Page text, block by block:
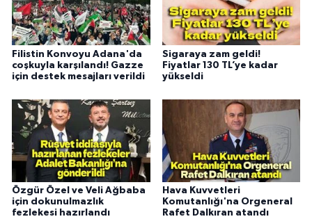
Filistin Konvoyu Adana'da
coşkuyla karşılandı! Gazze
için destek mesajları verildi
Sigaraya zam geldi!
Fiyatlar 130 TL’ye kadar
yükseldi
Özgür Özel ve Veli Ağbaba
için dokunulmazlık
fezlekesi hazırlandı
Hava Kuvvetleri
Komutanlığı'na Orgeneral
Rafet Dalkıran atandı